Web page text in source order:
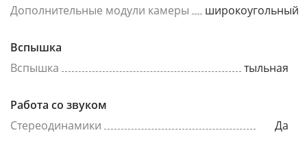
Дополнительные модули камеры широкоугольный
Вспышка
Вспышка
тыльная
Работа со звуком
Стереодинамики
Да